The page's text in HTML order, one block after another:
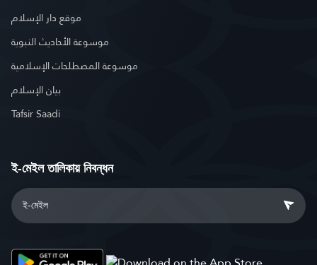
موقع دار الإسلام
موسوعة الأحاديث النبوية
موسوعة المصطلحات الإسلامية
بيان الإسلام
Tafsir Saadi
ই-মেইল তালিকায় নিবন্ধন